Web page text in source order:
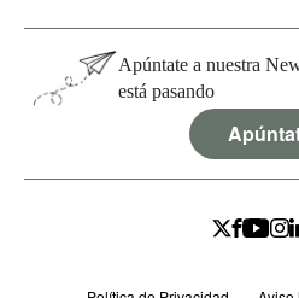
Apúntate a nuestra
está pasando